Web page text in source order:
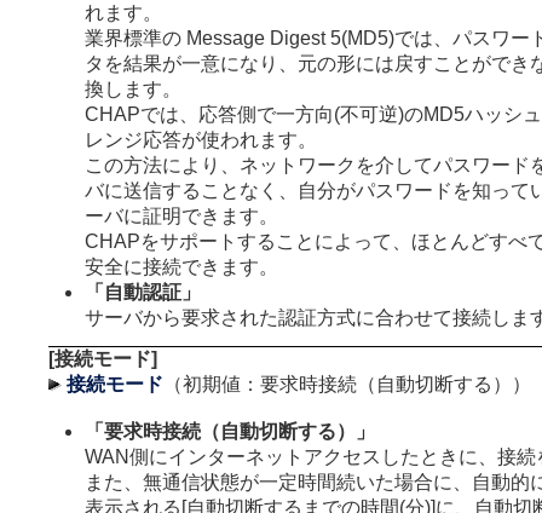
れます。
業界標準の Message Digest 5(MD5)では、パスワー
タを結果が一意になり、元の形には戻すことができ
換します。
CHAPでは、応答側で一方向(不可逆)のMD5ハッシ
レンジ応答が使われます。
この方法により、ネットワークを介してパスワード
バに送信することなく、自分がパスワードを知って
ーバに証明できます。
CHAPをサポートすることによって、ほとんどすべ
安全に接続できます。
「自動認証」
サーバから要求された認証方式に合わせて接続しま
[接続モード]
接続モード （初期値：要求時接続（自動切断する））
「要求時接続（自動切断する）」
WAN側にインターネットアクセスしたときに、接
また、無通信状態が一定時間続いた場合に、自動的
表示される[自動切断するまでの時間(分)]に、自動切